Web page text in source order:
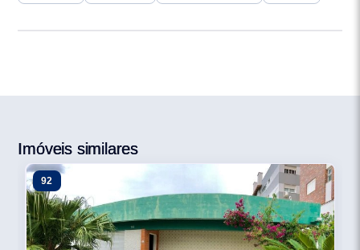
Imóveis similares
92